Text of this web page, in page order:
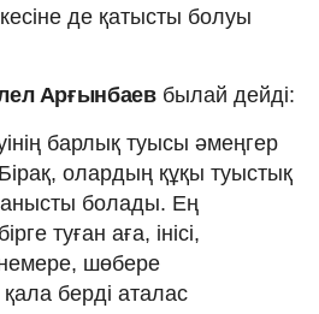
де қатысты болуы
Арғынбаевбылай дейді:
барлық туысы әмеңгер
олардың құқы туыстық
болады. Ең
туған аға, інісі,
шөбере
берді аталас